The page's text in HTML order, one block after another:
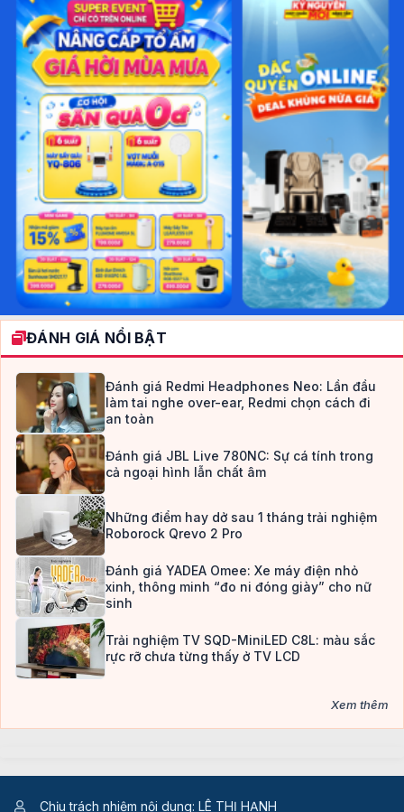
ĐÁNH GIÁ NỔI BẬT
Đánh giá Redmi Headphones Neo: Lần đầu
làm tai nghe over-ear, Redmi chọn cách đi
an toàn
Đánh giá JBL Live 780NC: Sự cá tính trong
cả ngoại hình lẫn chất âm
Những điểm hay dở sau 1 tháng trải nghiệm
Roborock Qrevo 2 Pro
Đánh giá YADEA Omee: Xe máy điện nhỏ
xinh, thông minh “đo ni đóng giày” cho nữ
sinh
Trải nghiệm TV SQD-MiniLED C8L: màu sắc
rực rỡ chưa từng thấy ở TV LCD
Xem thêm
Chịu trách nhiệm nội dung: LÊ THỊ HẠNH